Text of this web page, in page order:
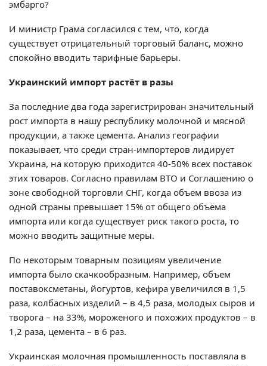
эмбарго?
И министр Грама согласился с тем, что, когда
существует отрицательный торговый баланс, можно
спокойно вводить тарифные барьеры.
Украинский импорт растёт в разы
За последние два года зарегистрирован значительный
рост импорта в нашу республику молочной и мясной
продукции, а также цемента. Анализ географии
показывает, что среди стран-импортеров лидирует
Украина, на которую приходится 40-50% всех поставок
этих товаров. Согласно правилам ВТО и Соглашению о
зоне свободной торговли СНГ, когда объем ввоза из
одной страны превышает 15% от общего объёма
импорта или когда существует риск такого роста, то
можно вводить защитные меры.
По некоторым товарным позициям увеличение
импорта было скачкообразным. Например, объем
поставоксметаны, йогуртов, кефира увеличился в 1,5
раза, колбасных изделий – в 4,5 раза, молодых сыров и
творога – на 33%, мороженого и похожих продуктов – в
1,2 раза, цемента – в 6 раз.
Украинская молочная промышленность поставляла в